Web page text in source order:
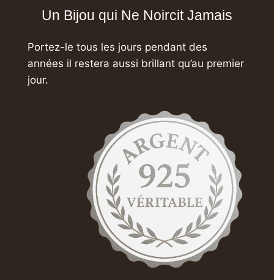
Un Bijou qui Ne Noircit Jamais
Portez-le tous les jours pendant des
années il restera aussi brillant qu’au premier
jour.